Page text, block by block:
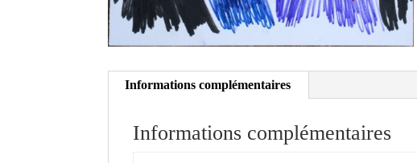
Informations complémentaires
Informations complémentaires